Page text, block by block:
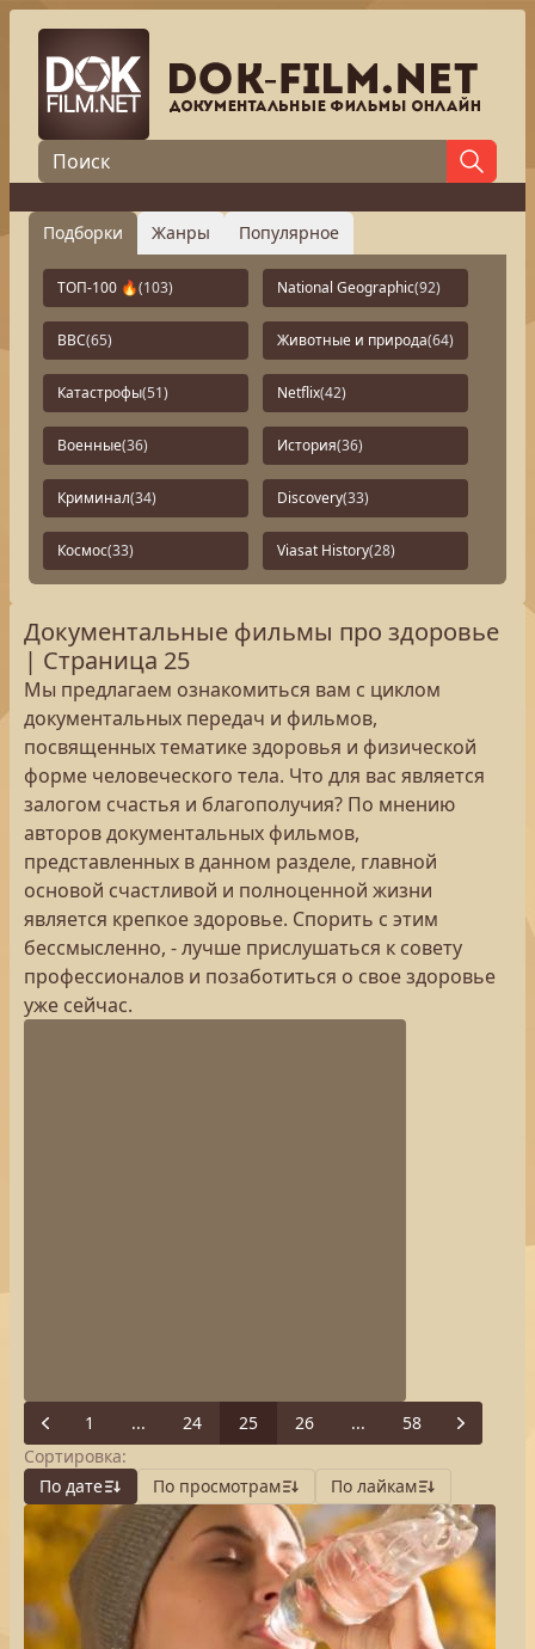
Подборки Жанры Популярное
ТОП-100 🔥(103) National Geographic(92)
BBC(65) Животные и природа(64)
Катастрофы(51) Netflix(42)
Военные(36) История(36)
Криминал(34) Discovery(33)
Космос(33) Viasat History(28)
Документальные фильмы про здоровье
| Страница 25
Мы предлагаем ознакомиться вам с циклом
документальных передач и фильмов,
посвященных тематике здоровья и физической
форме человеческого тела. Что для вас является
залогом счастья и благополучия? По мнению
авторов документальных фильмов,
представленных в данном разделе, главной
основой счастливой и полноценной жизни
является крепкое здоровье. Спорить с этим
бессмысленно, - лучше прислушаться к совету
профессионалов и позаботиться о свое здоровье
уже сейчас.
Previous
1 ... 24 25 26 ... 58
Next
Сортировка:
По дате
По просмотрам По лайкам